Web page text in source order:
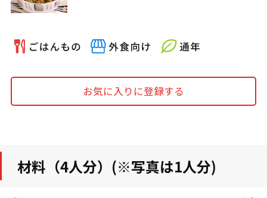
お気に入りに登録する
材料（4人分）(※写真は1人分)